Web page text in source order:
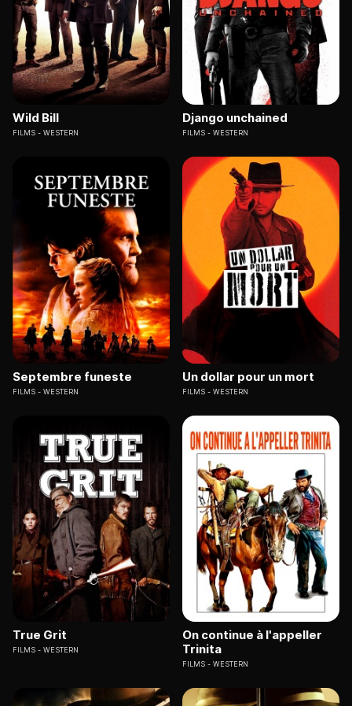
Wild Bill
FILMS WESTERN
Django unchained
FILMS WESTERN
Septembre funeste
FILMS WESTERN
Un dollar pour un mort
FILMS WESTERN
True Grit
FILMS WESTERN
On continue à l'appeller
Trinita
FILMS WESTERN